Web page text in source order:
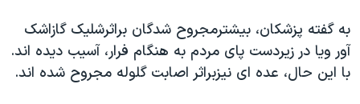
فرهنگ و زندگی
حقوق شهروندی
اقتصادی
مستندها
انتخابات ریاست جمهوری آمریکا ۲۰۲۴
حمله جمهوری اسلامی به اسرائیل
دنبال کنید
به گفته پزشکان، بيشترمجروح شدگان براثرشليک گازاشک
آور ويا در زيردست پای مردم به هنگام فرار، آسيب ديده اند.
با اين حال، عده ای نيزبراثر اصابت گلوله مجروح شده اند.